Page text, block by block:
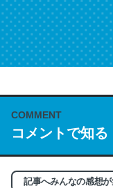
COMMENT
コメントで知る
記事へみんなの感想
これは名文。彼は
う。英語少しでも
れ好き。Let’s
─今のこの状況が信じ